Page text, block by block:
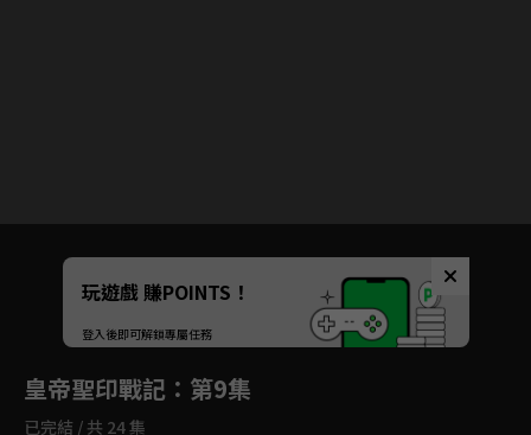
Unmute
如有不便請見諒
玩遊戲 賺POINTS！
登入後即可解鎖專屬任務
皇帝聖印戰記 ：第9集
已完結 / 共 24 集